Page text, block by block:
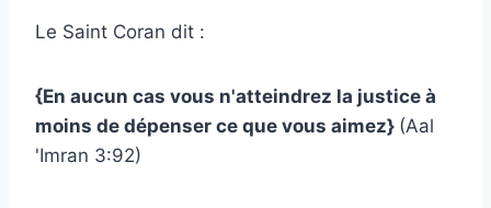
Le Saint Coran dit :
{En aucun cas vous n'atteindrez la justice à
moins de dépenser ce que vous aimez} (Aal
'Imran 3:92)